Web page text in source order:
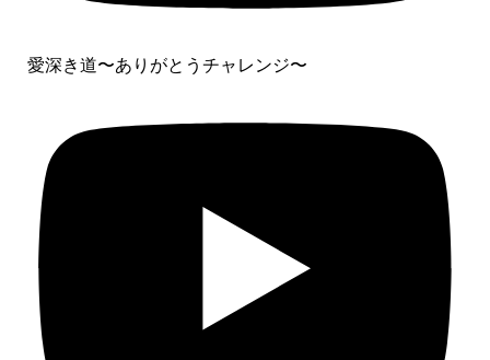
愛深き道〜ありがとうチャレンジ〜